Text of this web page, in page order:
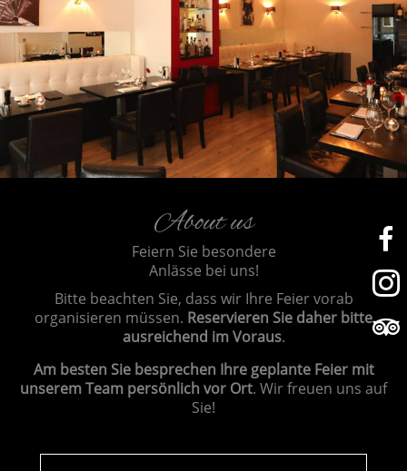
About us
Feiern Sie besondere
Anlässe bei uns!
Bitte beachten Sie, dass wir Ihre Feier vorab
organisieren müssen. Reservieren Sie daher bitte
ausreichend im Voraus.
Am besten Sie besprechen Ihre geplante Feier mit
unserem Team persönlich vor Ort. Wir freuen uns auf
Sie!